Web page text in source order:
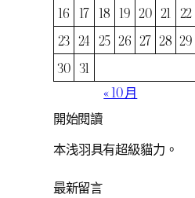
16 17 18 19 20 21 22
23 24 25 26 27 28 29
30 31
« 10 月
開始閱讀
本浅羽具有超級貓力。
最新留言